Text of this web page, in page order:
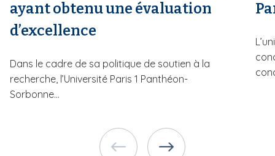
ayant obtenu une évaluation
d’excellence
Dans le cadre de sa politique de soutien à la
recherche, l’Université Paris 1 Panthéon-
Sorbonne...